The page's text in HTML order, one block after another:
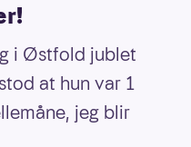
i Østfold jublet
at hun var 1
jeg blir